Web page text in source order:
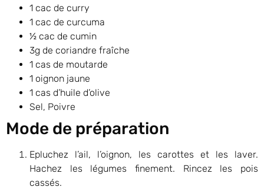
1 cac de curry
1 cac de curcuma
½ cac de cumin
3g de coriandre fraîche
1 cas de moutarde
1 oignon jaune
1 cas d’huile d’olive
Sel, Poivre
Mode de préparation
Epluchez l’ail, l’oignon, les carottes et les laver.
Hachez les légumes finement. Rincez les pois
cassés.